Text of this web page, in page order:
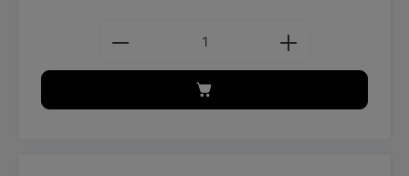
Produkt Anzahl: Gib den